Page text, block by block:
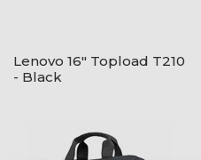
Lenovo 16" Topload T210
- Black